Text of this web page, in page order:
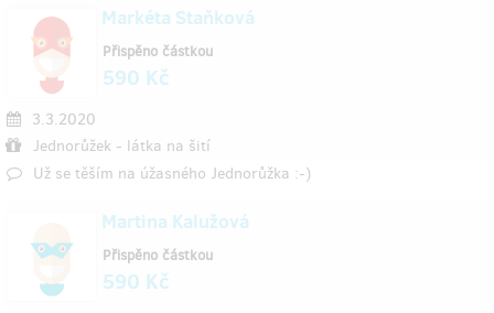
Markéta Staňková
3.3.2020
Jednorůžek - látka na šití
Už se těším na úžasného Jednorůžka :-)
Přispěno částkou
590 Kč
Martina Kalužová
Přispěno částkou
590 Kč